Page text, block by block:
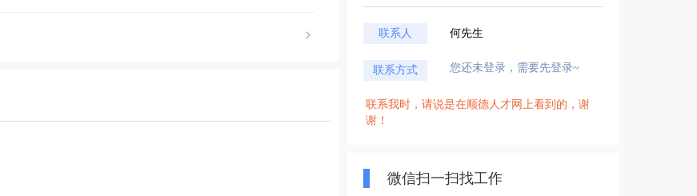
联系人 何先生
联系方式 您还未登录，需要先登录~
联系我时，请说是在顺德人才网上看到的，谢
谢！
微信扫一扫找工作